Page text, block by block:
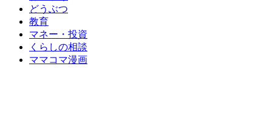
どうぶつ
教育
マネー・投資
くらしの相談
ママコマ漫画